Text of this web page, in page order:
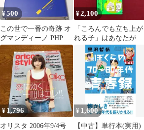
¥500
この世で一番の奇跡 オ
グマンディーノ PHP研
究所 自己啓発 単行本
名著
¥2,100
「ころんでも立ち上が
れる子」はあなたが育
てる /不登校ってダメな
こと?/他１冊
¥ 1,796
オリスタ 2006年9/4号
¥ 1,600
【中古】単行本(実用)